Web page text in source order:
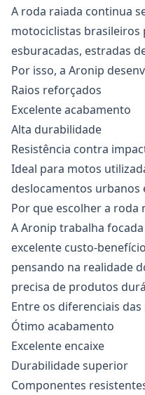
A roda raiada continua
motociclistas brasileiros
esburacadas, estradas
Por isso, a Aronip
Raios reforçados
Excelente acabamento
Alta durabilidade
Resistência contra
Ideal para motos
deslocamentos urbanos
Por que escolher a roda
AAronip trabalha
excelente custo-
pensando na realidade
precisa de produtos
Entre os diferenciais das
Ótimo acabamento
Excelente encaixe
Durabilidade superior
Componentes